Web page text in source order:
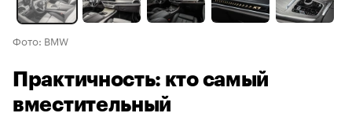
Фото: BMW
Практичность: кто самый
вместительный